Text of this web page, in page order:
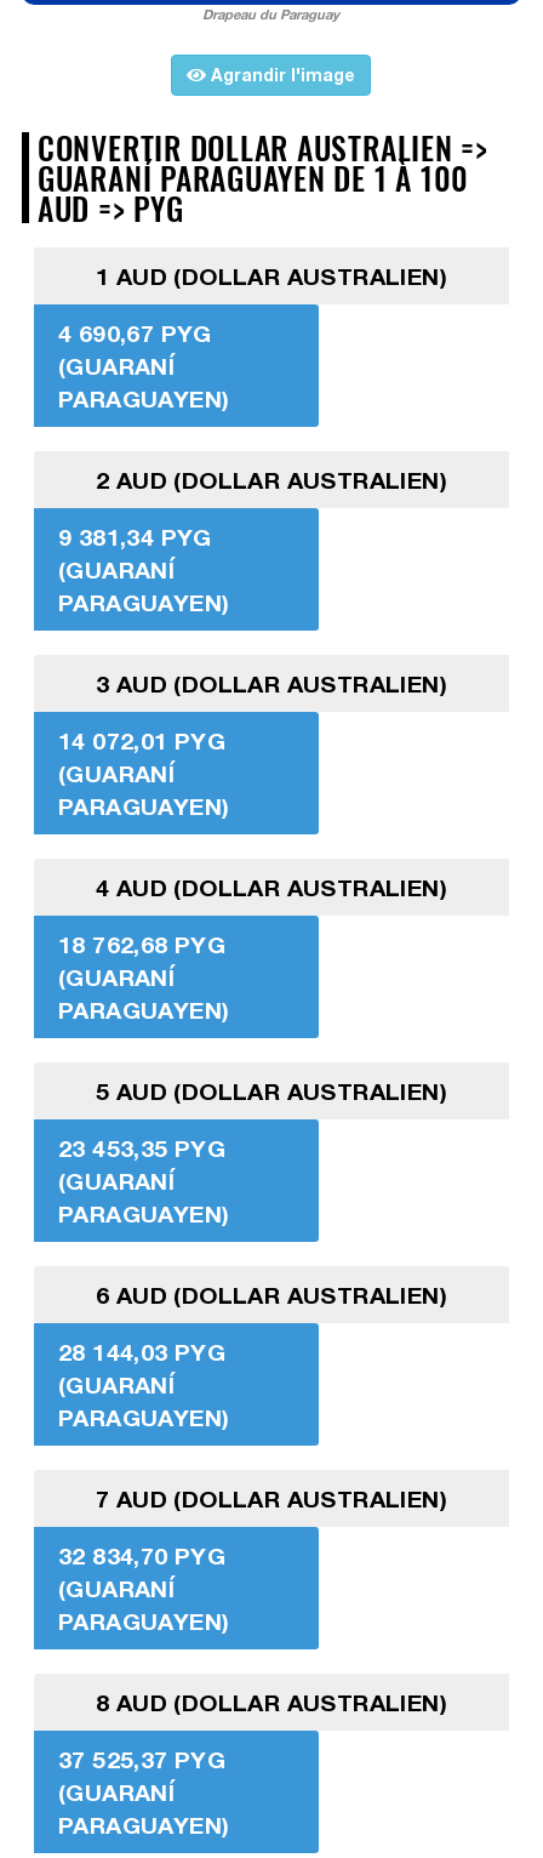
Drapeau du Paraguay
Agrandir l'image
CONVERTIR DOLLAR AUSTRALIEN =>
GUARANÍ PARAGUAYEN DE 1 À 100
AUD => PYG
1 AUD (DOLLAR AUSTRALIEN)
4 690,67 PYG
(GUARANÍ
PARAGUAYEN)
2 AUD (DOLLAR AUSTRALIEN)
9 381,34 PYG
(GUARANÍ
PARAGUAYEN)
3 AUD (DOLLAR AUSTRALIEN)
14 072,01 PYG
(GUARANÍ
PARAGUAYEN)
4 AUD (DOLLAR AUSTRALIEN)
18 762,68 PYG
(GUARANÍ
PARAGUAYEN)
5 AUD (DOLLAR AUSTRALIEN)
23 453,35 PYG
(GUARANÍ
PARAGUAYEN)
6 AUD (DOLLAR AUSTRALIEN)
28 144,03 PYG
(GUARANÍ
PARAGUAYEN)
7 AUD (DOLLAR AUSTRALIEN)
32 834,70 PYG
(GUARANÍ
PARAGUAYEN)
8 AUD (DOLLAR AUSTRALIEN)
37 525,37 PYG
(GUARANÍ
PARAGUAYEN)